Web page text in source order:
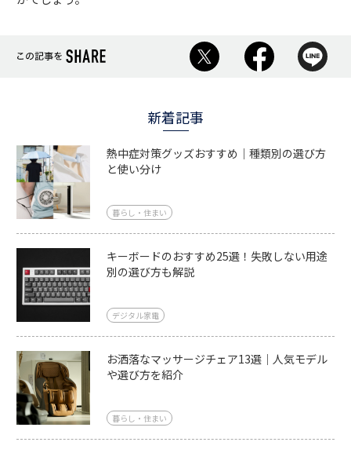
新着記事
熱中症対策グッズおすすめ｜種類別の選び方
と使い分け
暮らし・住まい
キーボードのおすすめ25選！失敗しない用途
別の選び方も解説
デジタル家電
お洒落なマッサージチェア13選｜人気モデル
や選び方を紹介
暮らし・住まい